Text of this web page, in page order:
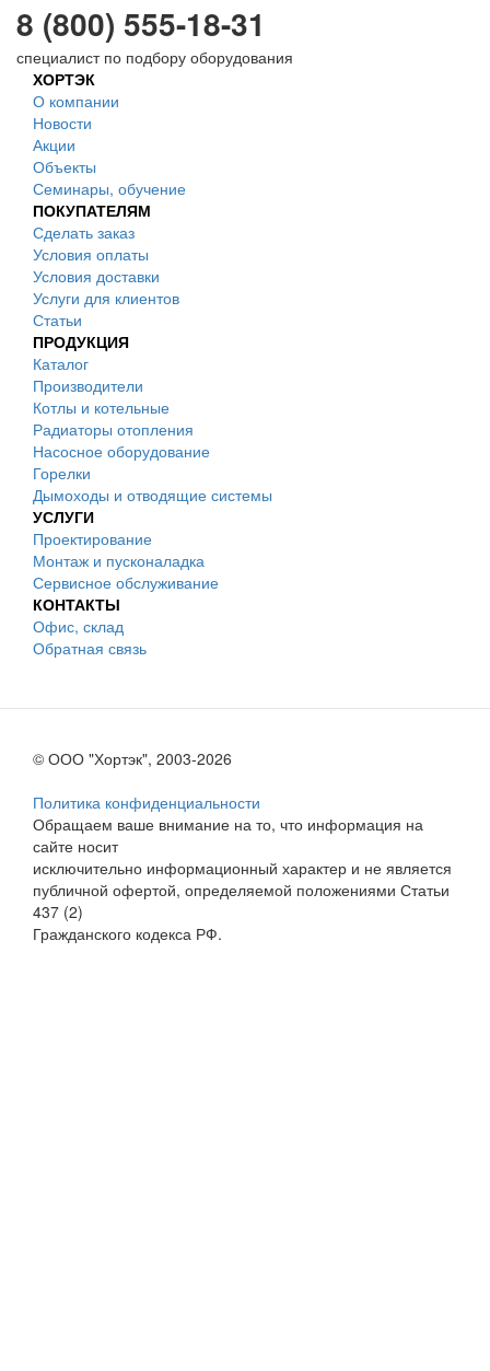
8 (800) 555-18-31
специалист по подбору оборудования
ХОРТЭК
О компании
Новости
Акции
Объекты
Семинары, обучение
ПОКУПАТЕЛЯМ
Сделать заказ
Условия оплаты
Условия доставки
Услуги для клиентов
Статьи
ПРОДУКЦИЯ
Каталог
Производители
Котлы и котельные
Радиаторы отопления
Насосное оборудование
Горелки
Дымоходы и отводящие системы
УСЛУГИ
Проектирование
Монтаж и пусконаладка
Сервисное обслуживание
КОНТАКТЫ
Офис, склад
Обратная связь
© ООО "Хортэк", 2003-2026
Политика конфиденциальности
Обращаем ваше внимание на то, что информация на
сайте носит
исключительно информационный характер и не является
публичной офертой, определяемой положениями Статьи
437 (2)
Гражданского кодекса РФ.